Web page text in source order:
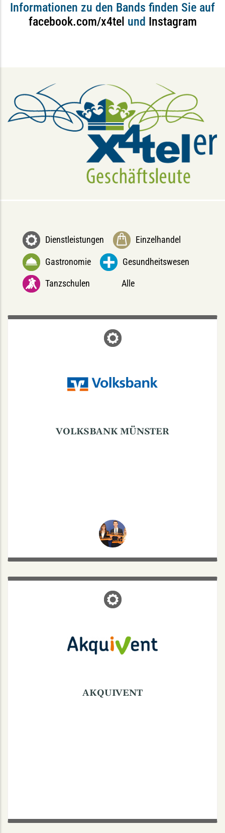
Informationen zu den Bands finden Sie auf
facebook.com/x4tel und Instagram
Dienstleistungen Einzelhandel
Gastronomie Gesundheitswesen
Tanzschulen Alle
VOLKSBANK MÜNSTER
VOLKSBANK MÜNSTER
AKQUIVENT
AKQUIVENT
(0251) 48882850